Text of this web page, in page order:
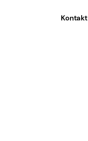
Kontakt